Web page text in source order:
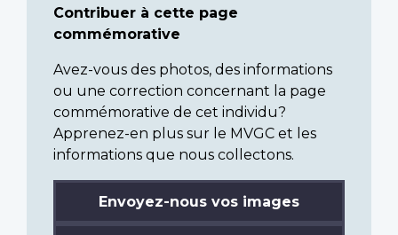
Contribuer à cette page
commémorative
Avez-vous des photos, des informations
ou une correction concernant la page
commémorative de cet individu?
Apprenez-en plus sur le MVGC et les
informations que nous collectons.
Envoyez-nous vos images